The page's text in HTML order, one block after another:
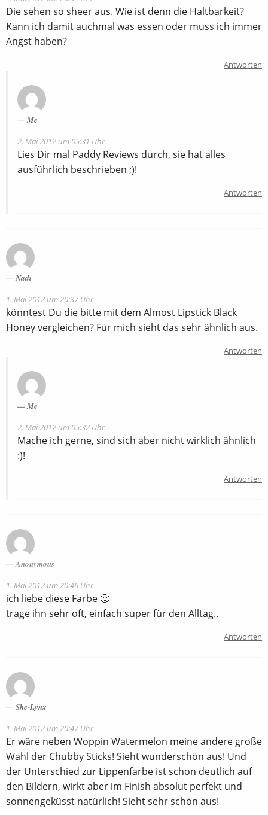
Die sehen so sheer aus. Wie ist denn die Haltbarkeit?
Kann ich damit auchmal was essen oder muss ich immer
Angst haben?
Antworten
Me
2. Mai 2012 um 05:31 Uhr
Lies Dir mal Paddy Reviews durch, sie hat alles
ausführlich beschrieben ;)!
Antworten
Nadi
1. Mai 2012 um 20:37 Uhr
könntest Du die bitte mit dem Almost Lipstick Black
Honey vergleichen? Für mich sieht das sehr ähnlich aus.
Antworten
Me
2. Mai 2012 um 05:32 Uhr
Mache ich gerne, sind sich aber nicht wirklich ähnlich
:)!
Antworten
Anonymous
1. Mai 2012 um 20:46 Uhr
ich liebe diese Farbe 🙂
trage ihn sehr oft, einfach super für den Alltag..
Antworten
She-Lynx
1. Mai 2012 um 20:47 Uhr
Er wäre neben Woppin Watermelon meine andere große
Wahl der Chubby Sticks! Sieht wunderschön aus! Und
der Unterschied zur Lippenfarbe ist schon deutlich auf
den Bildern, wirkt aber im Finish absolut perfekt und
sonnengeküsst natürlich! Sieht sehr schön aus!